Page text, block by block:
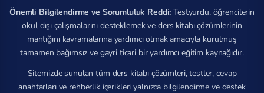
Önemli Bilgilendirme ve Sorumluluk Reddi: Testyurdu, öğrencilerin
okul dışı çalışmalarını desteklemek ve ders kitabı çözümlerinin
mantığını kavramalarına yardımcı olmak amacıyla kurulmuş
tamamen bağımsız ve gayri ticari bir yardımcı eğitim kaynağıdır.
Sitemizde sunulan tüm ders kitabı çözümleri, testler, cevap
anahtarları ve rehberlik içerikleri yalnızca bilgilendirme ve destek